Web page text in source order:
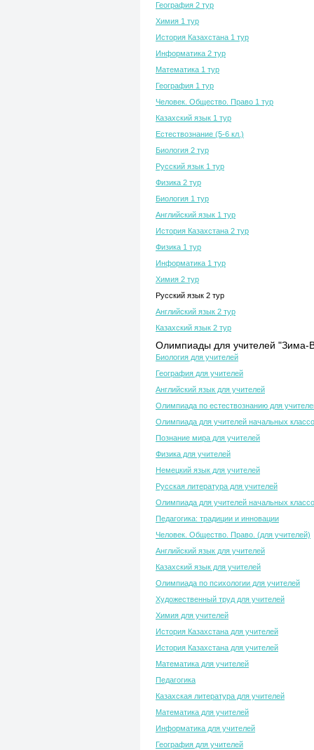
География 2 тур
Химия 1 тур
История Казахстана 1 тур
Информатика 2 тур
Математика 1 тур
География 1 тур
Человек. Общество. Право 1 тур
Казахский язык 1 тур
Естествознание (5-6 кл.)
Биология 2 тур
Русский язык 1 тур
Физика 2 тур
Биология 1 тур
Английский язык 1 тур
История Казахстана 2 тур
Физика 1 тур
Информатика 1 тур
Химия 2 тур
Русский язык 2 тур
Английский язык 2 тур
Казахский язык 2 тур
Олимпиады для учителей "Зима-
Биология для учителей
География для учителей
Английский язык для учителей
Олимпиада по естествознанию для
Олимпиада для учителей начальных
Познание мира для учителей
Физика для учителей
Немецкий язык для учителей
Русская литература для учителей
Олимпиада для учителей начальных
Педагогика: традиции и инновации
Человек. Общество. Право. (для учителей)
Английский язык для учителей
Казахский язык для учителей
Олимпиада по психологии для учителей
Художественный труд для учителей
Химия для учителей
История Казахстана для учителей
История Казахстана для учителей
Математика для учителей
Педагогика
Казахская литература для учителей
Математика для учителей
Информатика для учителей
География для учителей